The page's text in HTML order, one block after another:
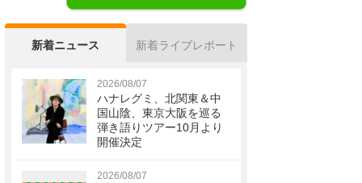
新着ニュース 新着ライブレポート
2026/08/07
ハナレグミ、北関東＆中
国山陰、東京大阪を巡る
弾き語りツアー10月より
開催決定
2026/08/07